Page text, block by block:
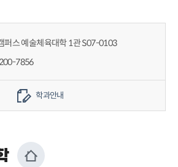
퍼스 예술체육대학 1관 S07-0103
7856
학과안내